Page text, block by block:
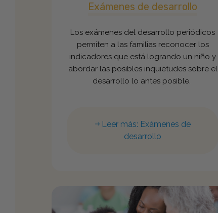
Exámenes de desarrollo
Los exámenes del desarrollo periódicos
permiten a las familias reconocer los
indicadores que está logrando un niño y
abordar las posibles inquietudes sobre el
desarrollo lo antes posible.
Leer más: Exámenes de
desarrollo